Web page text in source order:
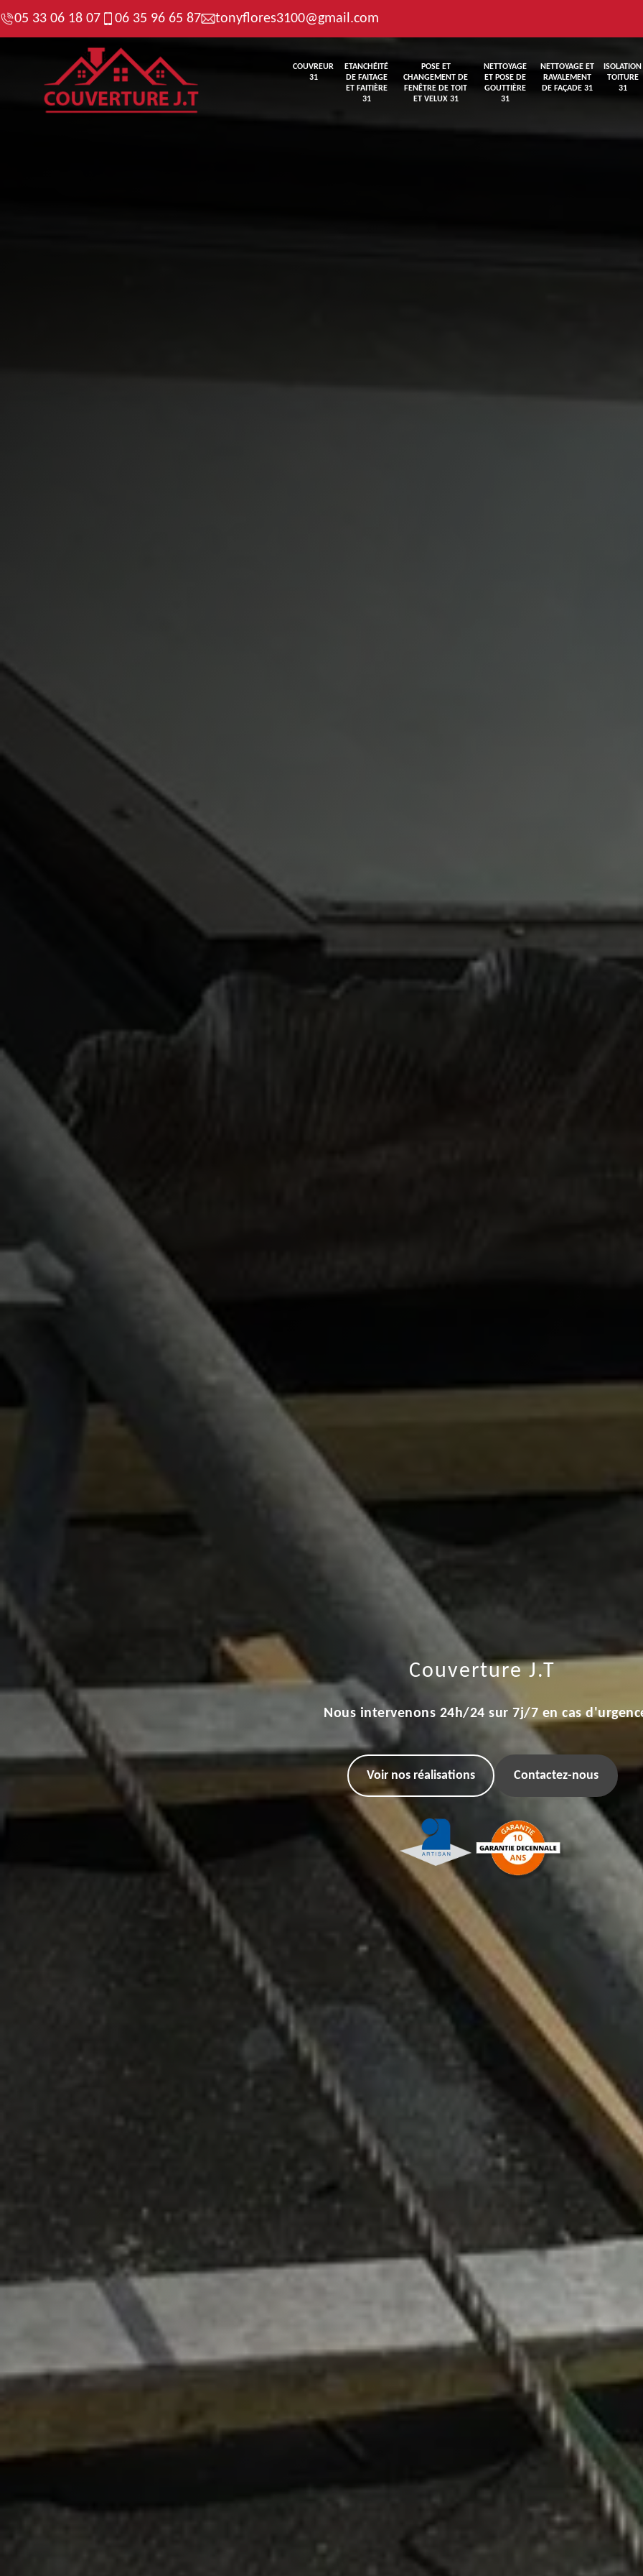
05 33 06 18 07 06 35 96 65 87 tonyflores3100@gmail.com
COUVREUR
31
ETANCHÉITÉ
DE FAITAGE
ET FAITIÈRE
31
POSE ET
CHANGEMENT DE
FENÊTRE DE TOIT
ET VELUX 31
NETTOYAGE
ET POSE DE
GOUTTIÈRE
31
NETTOYAGE ET
RAVALEMENT
DE FAÇADE 31
ISOLATION
TOITURE
31
Couverture J.T
Nous intervenons 24h/24 sur 7j/7 en cas
Voir nos réalisations Contactez-nous